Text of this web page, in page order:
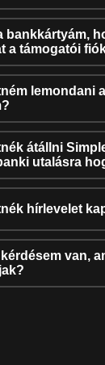
bankkártyám,
a támogatói
lemondani
átállni
utalásra
hírlevelet
van,